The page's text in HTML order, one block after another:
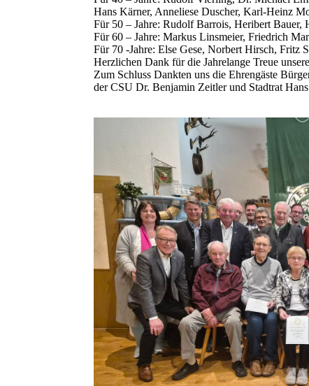
Hans Kärner, Anneliese Duscher, Karl-Heinz
Für 50 – Jahre: Rudolf Barrois, Heribert Bauer,
Für 60 – Jahre: Markus Linsmeier, Friedrich
Für 70 -Jahre: Else Gese, Norbert Hirsch, Fritz
Herzlichen Dank für die Jahrelange Treue
Zum Schluss Dankten uns die Ehrengäste
der CSU Dr. Benjamin Zeitler und Stadtrat